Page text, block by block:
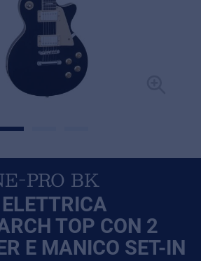
PRO BK
TOP CON 2
E MANICO SET-IN